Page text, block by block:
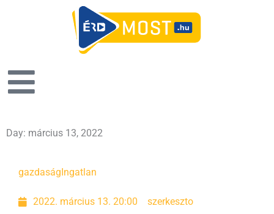
Day: március 13, 2022
gazdaság Ingatlan
2022. március 13. 20:00 szerkeszto